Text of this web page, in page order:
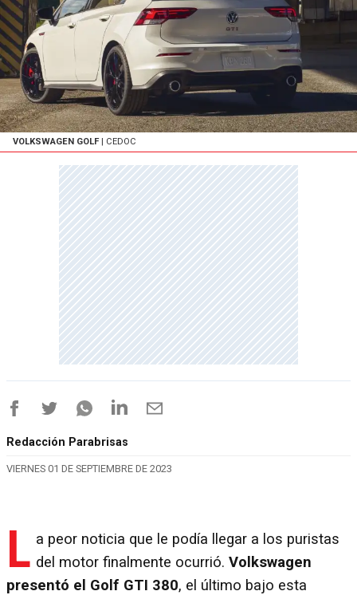
VOLKSWAGEN GOLF| CEDOC
Redacción Parabrisas
VIERNES 01 DE SEPTIEMBRE DE 2023
L a peor noticia que le podía llegar a los puristas
del motor finalmente ocurrió. Volkswagen
presentó el Golf GTI 380, el último bajo esta